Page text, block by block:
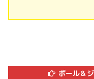
ポール＆